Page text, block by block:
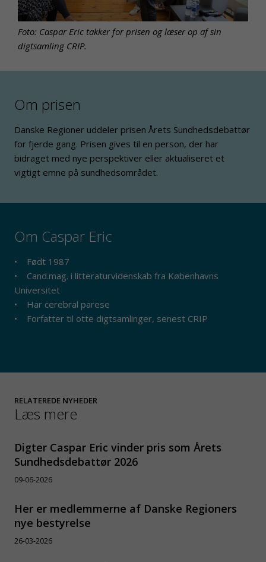
Foto: Caspar Eric takker for prisen og læser op af sin
digtsamling CRIP.
Om prisen
Danske Regioner uddeler prisen Årets Sundhedsdebattør
for fjerde gang. Prisen gives til en person, der har
bidraget med nye perspektiver eller aktualiseret et
vigtigt emne på sundhedsområdet.
Om Caspar Eric
• Født 1987
• Cand.mag. i litteraturvidenskab fra Københavns
Universitet
• Har cerebral parese
• Forfatter til otte digtsamlinger, senest CRIP
RELATEREDE NYHEDER
Læs mere
Digter Caspar Eric vinder pris som Årets
Sundhedsdebattør 2026
09-06-2026
Her er medlemmerne af Danske Regioners
nye bestyrelse
26-03-2026